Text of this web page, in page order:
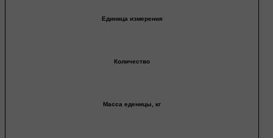
Единица измерения
Количество
Масса еденицы, кг